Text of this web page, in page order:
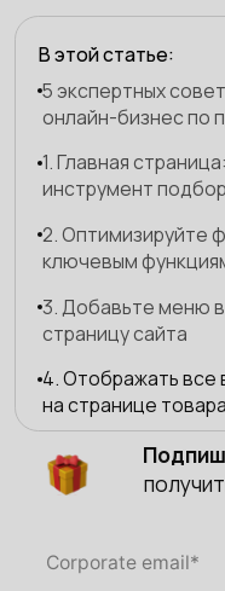
В этой статье:
5 экспертных
онлайн-бизнес по
1. Главная
инструмент
2. Оптимизируйте
ключевым
3. Добавьте меню
страницу сайта
4. Отображать все
на странице товара
5. Продумайте
перегружайте
информацией
Почему вашему